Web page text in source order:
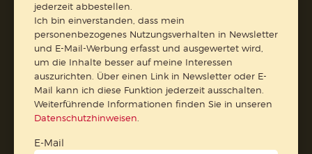
AGB und Widerrufsbelehrung
Barrierefreiheit
Vertrag widerrufen
Abo online kündigen
jederzeit abbestellen.
Ich bin einverstanden, dass mein
personenbezogenes Nutzungsverhalten in Newsletter
und E-Mail-Werbung erfasst und ausgewertet wird,
um die Inhalte besser auf meine Interessen
auszurichten. Über einen Link in Newsletter oder E-
Mail kann ich diese Funktion jederzeit ausschalten.
Weiterführende Informationen finden Sie in unseren
Datenschutzhinweisen
E-Mail